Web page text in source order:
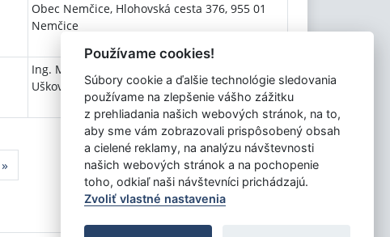
Obec Nemčice, Hlohovská cesta 376, 955 01
Nemčice
Ing. Martin Uškovič, JUDr. Ing. Terézia
Uškovičová
»
Používame cookies!
Súbory cookie a ďalšie technológie sledovania
používame na zlepšenie vášho zážitku
z prehliadania našich webových stránok, na to,
aby sme vám zobrazovali prispôsobený obsah
a cielené reklamy, na analýzu návštevnosti
našich webových stránok a na pochopenie
toho, odkiaľ naši návštevníci prichádzajú.
Zvoliť vlastné nastavenia